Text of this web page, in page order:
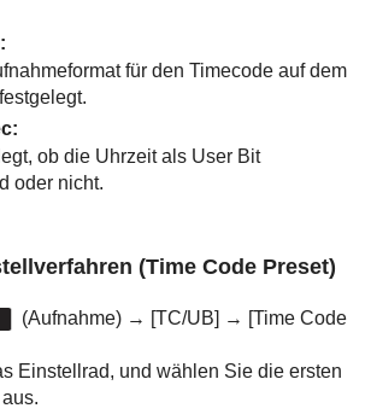
:
für den Timecode auf dem
:
ob die Uhrzeit als User Bit
oder nicht.
(Time Code Preset)
(Aufnahme) → [TC/UB] → [Time Code
Einstellrad, und wählen Sie die ersten